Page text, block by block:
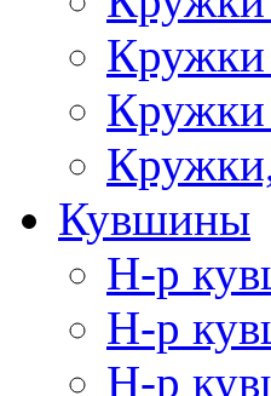
Кружки
Кружки
Кувшины
Н-р
Н-р
Н-р